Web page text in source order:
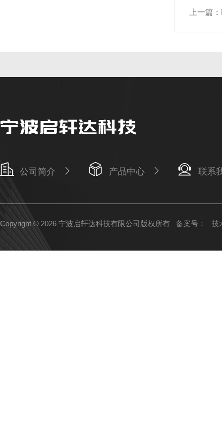
上一篇：
公司简介 产品中心 联系
Copyright © 2026 宁波启轩达科技有限公司版权所有 备案号： 技